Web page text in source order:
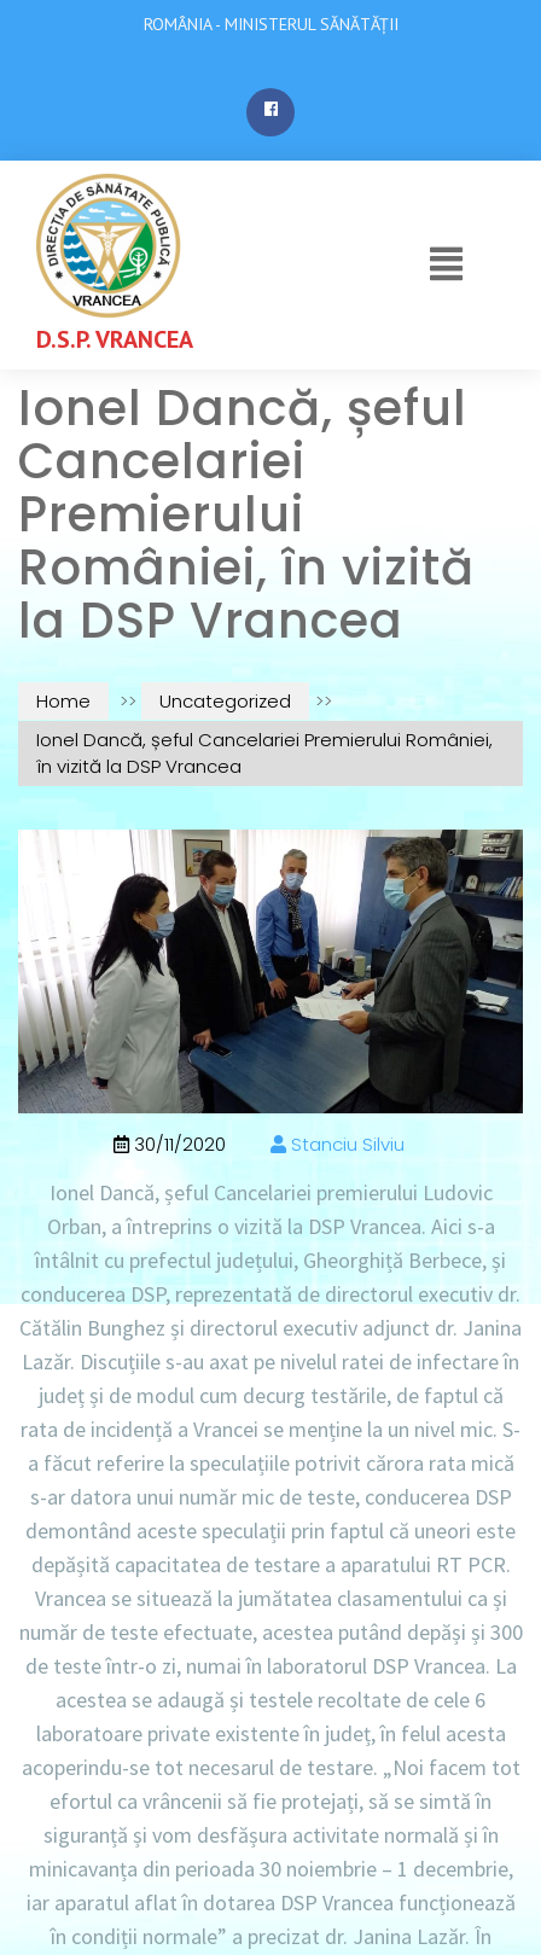
ROMÂNIA - MINISTERUL SĂNĂTĂȚII
D.S.P. VRANCEA
Ionel Dancă, șeful
Cancelariei
Premierului
României, în vizită
la DSP Vrancea
Home >> Uncategorized
>>
Ionel Dancă, șeful Cancelariei Premierului României,
în vizită la DSP Vrancea
30/11/2020 Stanciu Silviu
Ionel Dancă, șeful Cancelariei premierului Ludovic
Orban, a întreprins o vizită la DSP Vrancea. Aici s-a
întâlnit cu prefectul județului, Gheorghiță Berbece, și
conducerea DSP, reprezentată de directorul executiv dr.
Cătălin Bunghez și directorul executiv adjunct dr. Janina
Lazăr. Discuțiile s-au axat pe nivelul ratei de infectare în
județ și de modul cum decurg testările, de faptul că
rata de incidență a Vrancei se menține la un nivel mic. S-
a făcut referire la speculațiile potrivit cărora rata mică
s-ar datora unui număr mic de teste, conducerea DSP
demontând aceste speculații prin faptul că uneori este
depășită capacitatea de testare a aparatului RT PCR.
Vrancea se situează la jumătatea clasamentului ca și
număr de teste efectuate, acestea putând depăși și 300
de teste într-o zi, numai în laboratorul DSP Vrancea. La
acestea se adaugă și testele recoltate de cele 6
laboratoare private existente în județ, în felul acesta
acoperindu-se tot necesarul de testare. „Noi facem tot
efortul ca vrâncenii să fie protejați, să se simtă în
siguranță și vom desfășura activitate normală și în
minicavanța din perioada 30 noiembrie – 1 decembrie,
iar aparatul aflat în dotarea DSP Vrancea funcționează
în condiții normale” a precizat dr. Janina Lazăr. În